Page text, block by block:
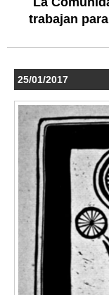
trabajan
25/01/2017